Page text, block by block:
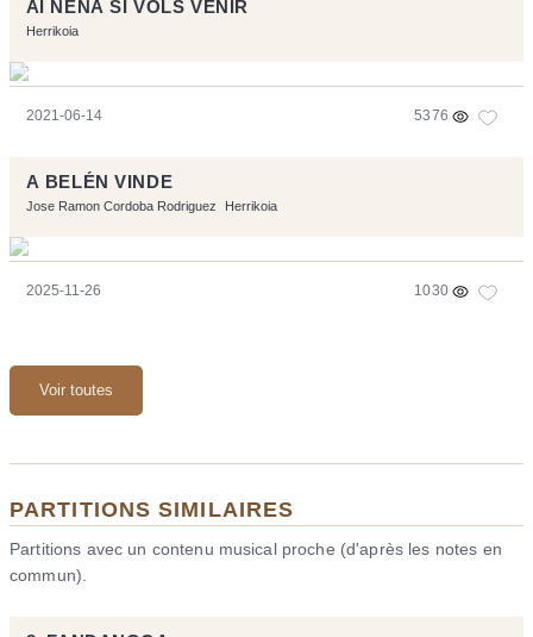
AI NENA SI VOLS VENIR
Herrikoia
2021-06-14 5376
A BELÉN VINDE
Jose Ramon Cordoba Rodriguez Herrikoia
2025-11-26 1030
Voir toutes
PARTITIONS SIMILAIRES
Partitions avec un contenu musical proche (d'après les notes en
commun).